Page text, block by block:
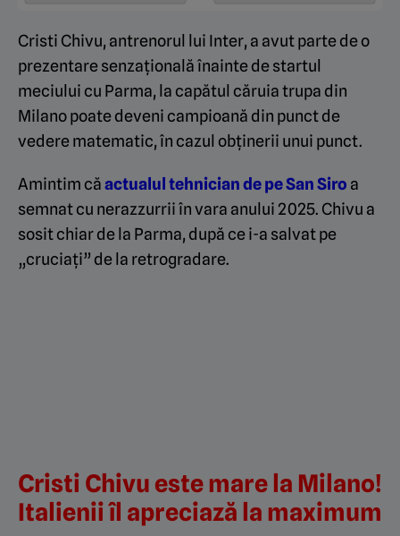
Cristi Chivu, antrenorul lui Inter, a avut parte de o
prezentare senzațională înainte de startul
meciului cu Parma, la capătul căruia trupa din
Milano poate deveni campioană din punct de
vedere matematic, în cazul obținerii unui punct.
Amintim căactualul tehnician de pe San Siro a
semnat cu nerazzurrii în vara anului 2025. Chivu a
sosit chiar de la Parma, după ce i-a salvat pe
„cruciați” de la retrogradare.
Cristi Chivu este mare la Milano!
Italienii îl apreciază la maximum